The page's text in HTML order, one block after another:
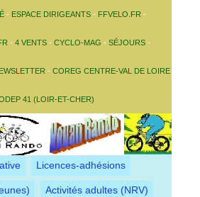
- ESPACE DIRIGEANTS- FFVELO.FR -
- 4 VENTS - CYCLO-MAG - SÉJOURS -
- COREG CENTRE-VAL DE LOIRE
41 (LOIR-ET-CHER)
Licences-adhésions
Activités adultes (NRV)